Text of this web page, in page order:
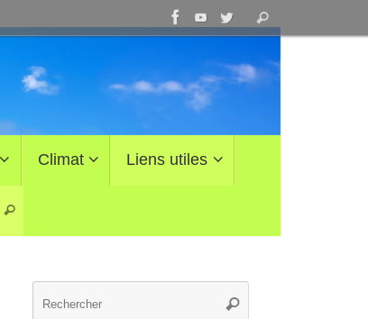
pour
:
Rechercher
Climat Liens utiles
Rechercher
Rechercher